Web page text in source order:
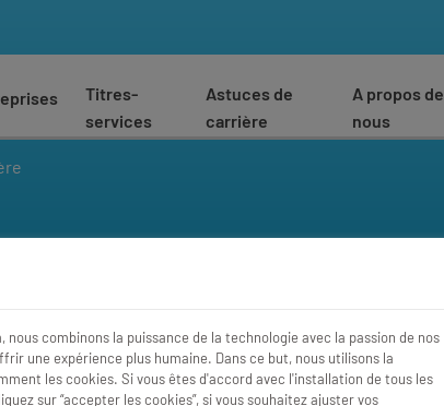
Titres-
services
Astuces de
carrière
A propos de
nous
nous combinons la puissance de la technologie avec la passion de nos
une expérience plus humaine. Dans ce but, nous utilisons la
les cookies. Si vous êtes d'accord avec l'installation de tous les
sur “accepter les cookies”, si vous souhaitez ajuster vos